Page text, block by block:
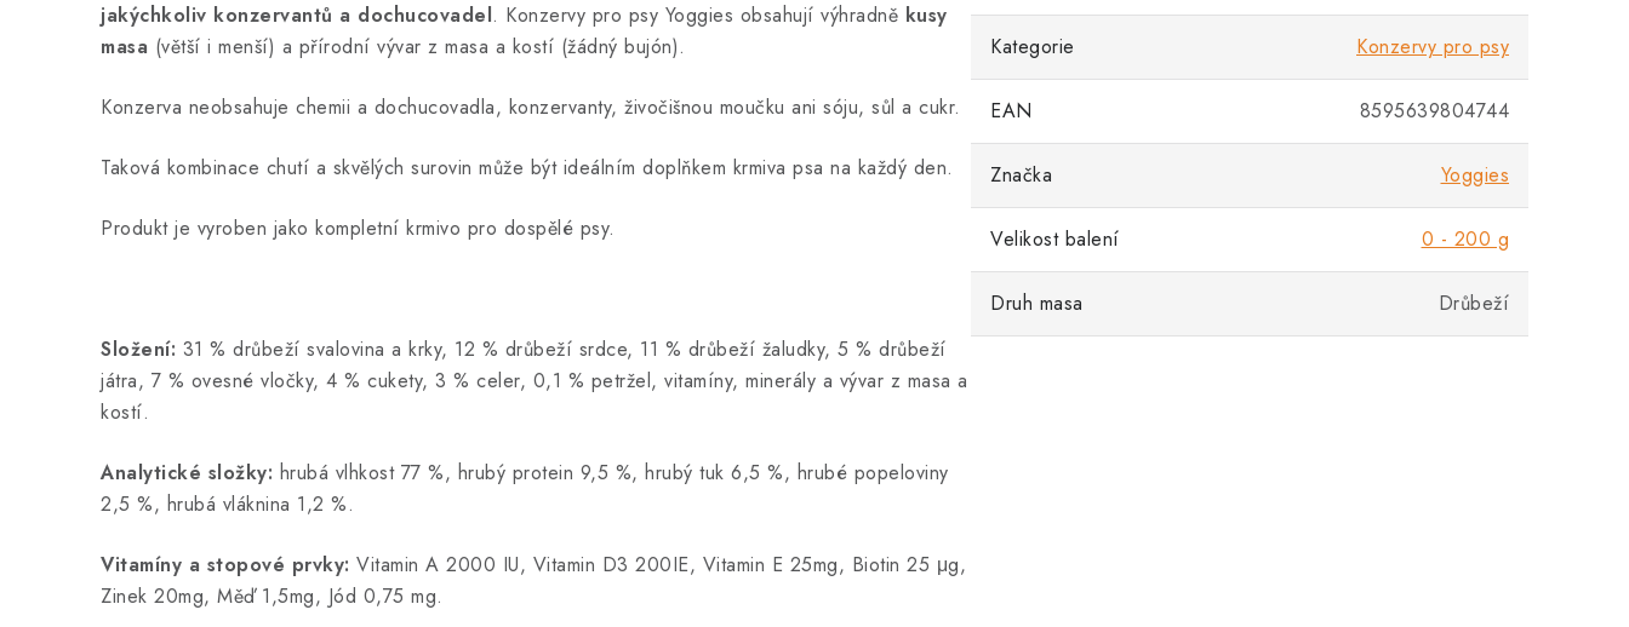
jakýchkoliv konzervantů a dochucovadel. Konzervy pro psy Yoggies obsahují výhradně kusy
masa (větší i menší) a přírodní vývar z masa a kostí (žádný bujón).
Konzerva neobsahuje chemii a dochucovadla, konzervanty, živočišnou moučku ani sóju, sůl a cukr.
Taková kombinace chutí a skvělých surovin může být ideálním doplňkem krmiva psa na každý den.
Produkt je vyroben jako kompletní krmivo pro dospělé psy.
Složení: 31 % drůbeží svalovina a krky, 12 % drůbeží srdce, 11 % drůbeží žaludky, 5 % drůbeží
játra, 7 % ovesné vločky, 4 % cukety, 3 % celer, 0,1 % petržel, vitamíny, minerály a vývar z masa a
kostí.
Analytické složky: hrubá vlhkost 77 %, hrubý protein 9,5 %, hrubý tuk 6,5 %, hrubé popeloviny
2,5 %, hrubá vláknina 1,2 %.
Vitamíny a stopové prvky: Vitamin A 2000 IU, Vitamin D3 200IE, Vitamin E 25mg, Biotin 25 μg,
Zinek 20mg, Měď 1,5mg, Jód 0,75 mg.
Kategorie Konzervy pro psy
EAN 8595639804744
Značka Yoggies
Velikost balení 0 - 200 g
Druh masa Drůbeží